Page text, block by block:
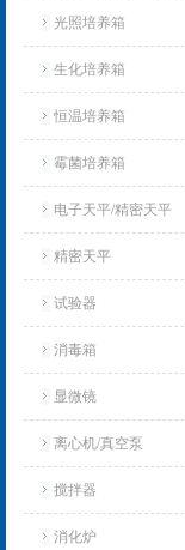
光照培养箱
生化培养箱
恒温培养箱
霉菌培养箱
电子天平/精密天平
精密天平
试验器
消毒箱
显微镜
离心机/真空泵
搅拌器
消化炉